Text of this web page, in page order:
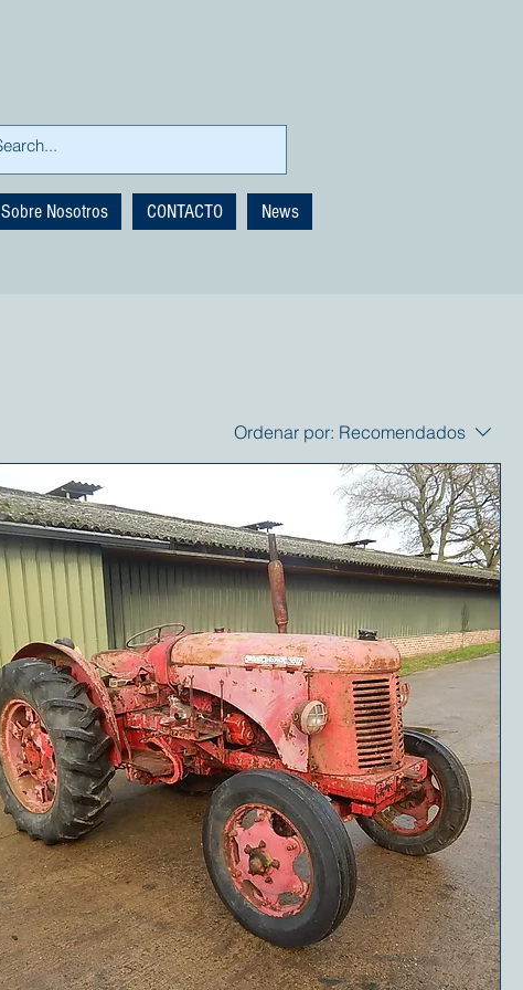
Sobre Nosotros CONTACTO News
Ordenar por: Recomendados